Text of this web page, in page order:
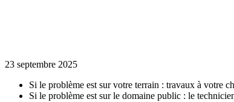
23 septembre 2025
Si le problème est sur votre terrain : travaux à votre
Si le problème est sur le domaine public : le